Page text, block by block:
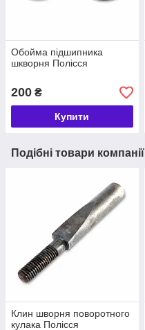
Обойма підшипника
шкворня Полісся
200 ₴
Купити
Подібні товари компанії
Клин шворня поворотного
кулака Полісся